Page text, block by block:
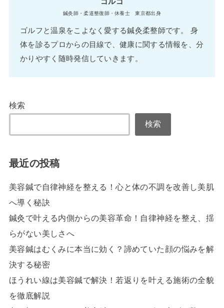
鍼灸師・柔道整復師・休養士 東京都出身
ゴルフと温泉をこよなく愛する鍼灸柔整師です。 身
体を診るプロからの目線で、健康に関する情報を、分
かりやすく随時発信していきます。
検索
検索
最近の投稿
美容鍼で自律神経を整える！心と体の不調を改善し美肌
へ導く秘訣
鍼灸で叶える内側からの美容革命！自律神経を整え、揺
らがない美しさへ
美容鍼はむくみに本当に効く？諦めていた顔の悩みを解
決する秘密
ほうれい線は美容鍼で解決！若返りを叶える施術の全貌
を徹底解説